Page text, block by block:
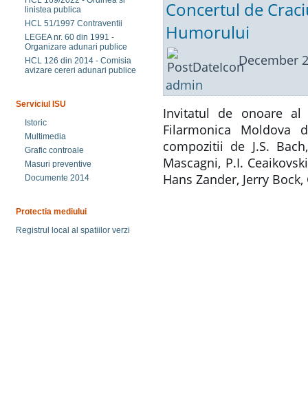
linistea publica
HCL 51/1997 Contraventii
LEGEA nr. 60 din 1991 -
Organizare adunari publice
HCL 126 din 2014 - Comisia
avizare cereri adunari publice
Serviciul ISU
Istoric
Multimedia
Grafic controale
Masuri preventive
Documente 2014
Protectia mediului
Registrul local al spatiilor verzi
Concertul de
Humorului
December
admin
Invitatul de onoare
Filarmonica Moldova
compozitii de J.S.
Mascagni, P.I.
Hans Zander, Jerry